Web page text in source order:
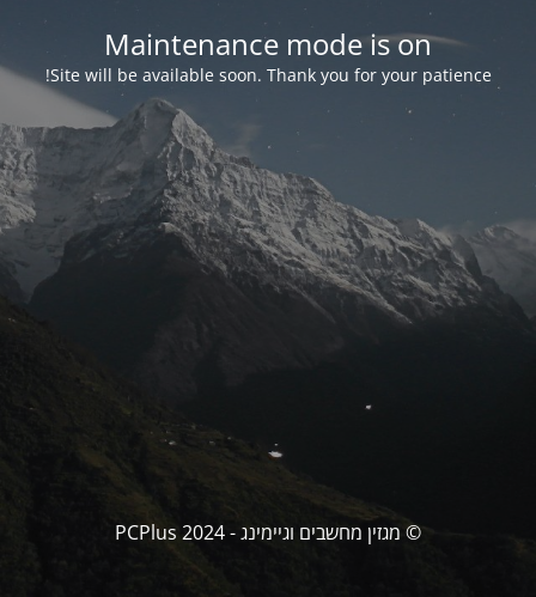
Maintenance mode is on
Site will be available soon. Thank you for your patience!
© מגזין מחשבים וגיימינג - PCPlus 2024